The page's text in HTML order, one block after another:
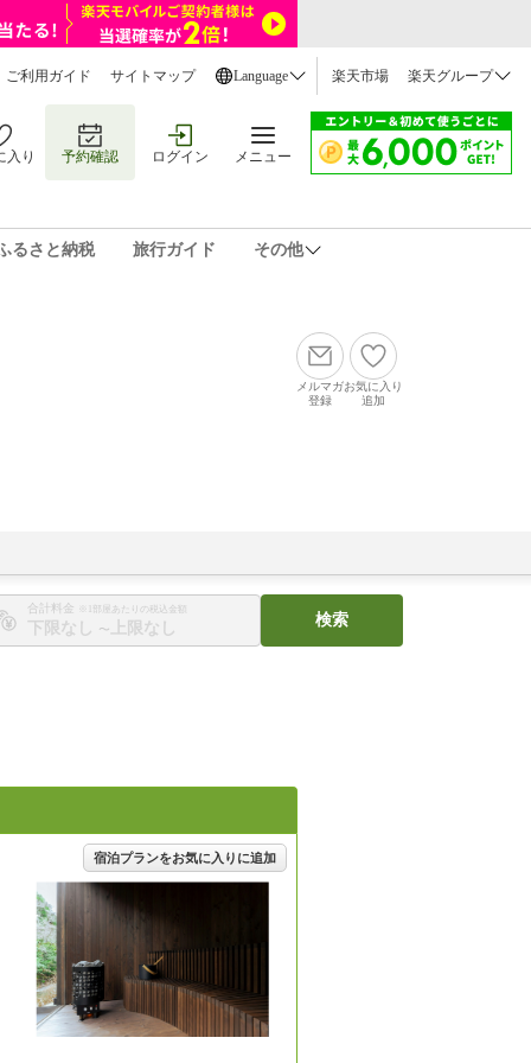
ご利用ガイド サイトマップ Language 楽天市場 楽天グループ
入り 予約確認 ログイン メニュー
るさと納税 旅行ガイド その他
メルマガ
登録
お気に入り
追加
合計料金 ※1部屋あたりの税込金額
〜
検索
宿泊プランをお気に入りに追加